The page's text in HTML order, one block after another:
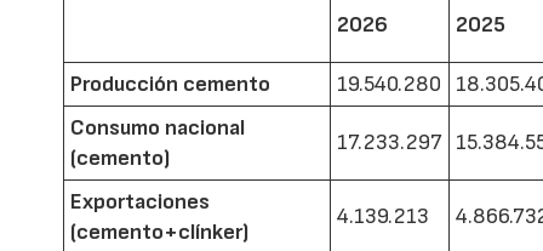
2026 2025
Producción cemento 19.540.280
Consumo nacional
(cemento)
17.233.297
Exportaciones
(cemento+clínker)
4.139.213